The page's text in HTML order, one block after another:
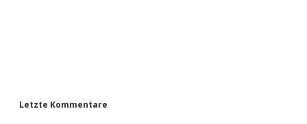
Letzte Kommentare